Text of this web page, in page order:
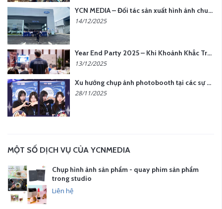
YCN MEDIA – Đối tác sản xuất hình ảnh chuyên nghiệp cho doanh nghiệp tại Hà Nội
14/12/2025
Year End Party 2025 – Khi Khoảnh Khắc Trở Thành Dấu Ấn | Gói Ưu Đãi Tháng 12 Từ YCN Media
13/12/2025
Xu hướng chụp ảnh photobooth tại các sự kiện hiện nay
28/11/2025
MỘT SỐ DỊCH VỤ CỦA YCNMEDIA
Chụp hình ảnh sản phẩm - quay phim sản phẩm
trong studio
Liên hệ